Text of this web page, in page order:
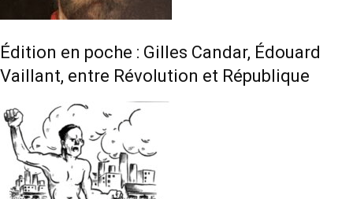
Édition en poche : Gilles Candar, Édouard
Vaillant, entre Révolution et République